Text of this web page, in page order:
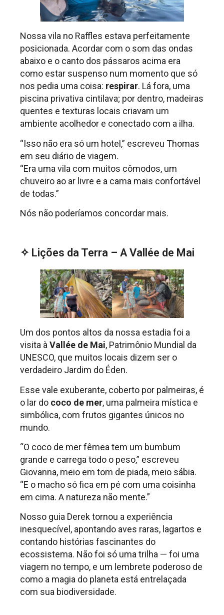
Nossa vila no Raffles estava perfeitamente
posicionada. Acordar com o som das ondas
abaixo e o canto dos pássaros acima era
como estar suspenso num momento que só
nos pedia uma coisa: respirar. Lá fora, uma
piscina privativa cintilava; por dentro, madeiras
quentes e texturas locais criavam um
ambiente acolhedor e conectado com a ilha.
“Isso não era só um hotel,” escreveu Thomas
em seu diário de viagem.
“Era uma vila com muitos cômodos, um
chuveiro ao ar livre e a cama mais confortável
de todas.”
Nós não poderíamos concordar mais.
✧ Lições da Terra – A Vallée de Mai
Um dos pontos altos da nossa estadia foi a
visita à Vallée de Mai, Patrimônio Mundial da
UNESCO, que muitos locais dizem ser o
verdadeiro Jardim do Éden.
Esse vale exuberante, coberto por palmeiras, é
o lar do coco de mer, uma palmeira mística e
simbólica, com frutos gigantes únicos no
mundo.
“O coco de mer fêmea tem um bumbum
grande e carrega todo o peso,” escreveu
Giovanna, meio em tom de piada, meio sábia.
“E o macho só fica em pé com uma coisinha
em cima. A natureza não mente.”
Nosso guia Derek tornou a experiência
inesquecível, apontando aves raras, lagartos e
contando histórias fascinantes do
ecossistema. Não foi só uma trilha — foi uma
viagem no tempo, e um lembrete poderoso de
como a magia do planeta está entrelaçada
com sua biodiversidade.